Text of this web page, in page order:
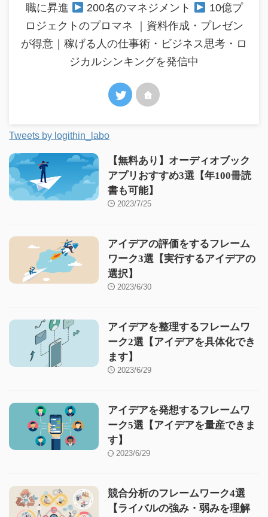
職に昇進
200名のマネジメント
10億プ
ロジェクトのプロマネ ｜資料作成・プレゼン
が得意｜稼げる人の仕事術・ビジネス思考・ロ
ジカルシンキングを発信中
Tweets by logithin_labo
【無料あり】オーディオブック
アプリおすすめ3選【年100冊読
書も可能】
2023/7/25
アイデアの評価をするフレーム
ワーク3選【実行するアイデアの
選択】
2023/6/30
アイデアを整理するフレームワ
ーク2選【アイデアを具体化でき
ます】
2023/6/29
アイデアを発想するフレームワ
ーク5選【アイデアを量産できま
す】
2023/6/29
競合分析のフレームワーク4選
【ライバルの強み・弱みを理解